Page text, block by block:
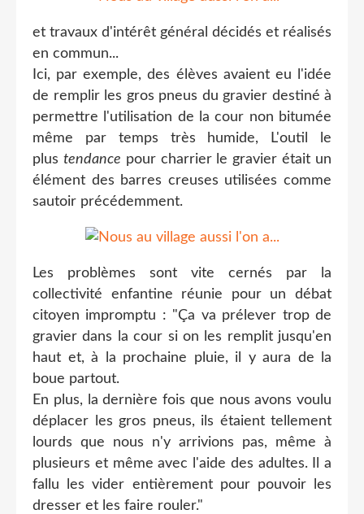
et travaux d'intérêt général décidés et réalisés
en commun...
Ici, par exemple, des élèves avaient eu l'idée
de remplir les gros pneus du gravier destiné à
permettre l'utilisation de la cour non bitumée
même par temps très humide, L'outil le
plus tendance pour charrier le gravier était un
élément des barres creuses utilisées comme
sautoir précédemment.
Les problèmes sont vite cernés par la
collectivité enfantine réunie pour un débat
citoyen impromptu : "Ça va prélever trop de
gravier dans la cour si on les remplit jusqu'en
haut et, à la prochaine pluie, il y aura de la
boue partout.
En plus, la dernière fois que nous avons voulu
déplacer les gros pneus, ils étaient tellement
lourds que nous n'y arrivions pas, même à
plusieurs et même avec l'aide des adultes. Il a
fallu les vider entièrement pour pouvoir les
dresser et les faire rouler."